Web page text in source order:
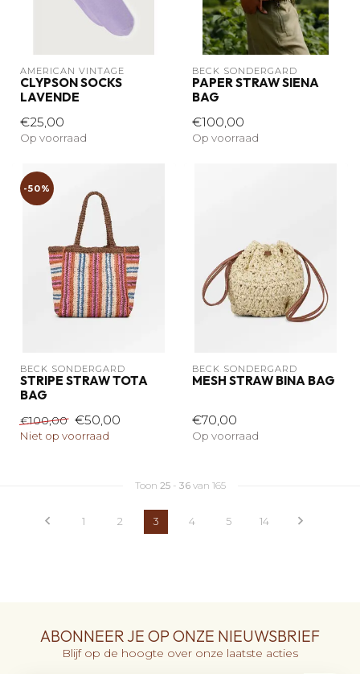
AMERICAN VINTAGE
CLYPSON SOCKS
LAVENDE
€25,00
Op voorraad
BECK SÖNDERGARD
PAPER STRAW SIENA
BAG
€100,00
Op voorraad
-50%
BECK SÖNDERGARD
STRIPE STRAW TOTA
BAG
€100,00 €50,00
Niet op voorraad
BECK SÖNDERGARD
MESH STRAW BINA BAG
€70,00
Op voorraad
Toon 25- 36van 165
1 2 3 4 5 14
ABONNEER JE OP ONZE NIEUWSBRIEF
Blijf op de hoogte over onze laatste acties